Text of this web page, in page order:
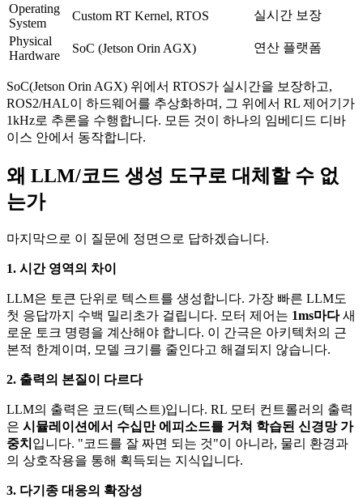
Operating
System
Custom RT Kernel, RTOS
실시간 보장
Physical
Hardware
SoC (Jetson Orin AGX) 연산 플랫폼
SoC(Jetson Orin AGX) 위에서 RTOS가 실시간을 보장하고,
ROS2/HAL이 하드웨어를 추상화하며, 그 위에서 RL 제어기가
1kHz로 추론을 수행합니다. 모든 것이 하나의 임베디드 디바
이스 안에서 동작합니다.
왜 LLM/코드 생성 도구로 대체할 수 없
는가
마지막으로 이 질문에 정면으로 답하겠습니다.
1. 시간 영역의 차이
LLM은 토큰 단위로 텍스트를 생성합니다. 가장 빠른 LLM도
첫 응답까지 수백 밀리초가 걸립니다. 모터 제어는 1ms마다새
로운 토크 명령을 계산해야 합니다. 이 간극은 아키텍처의 근
본적 한계이며, 모델 크기를 줄인다고 해결되지 않습니다.
2. 출력의 본질이 다르다
LLM의 출력은 코드(텍스트)입니다. RL 모터 컨트롤러의 출력
은 시뮬레이션에서 수십만 에피소드를 거쳐 학습된 신경망 가
중치 입니다. "코드를 잘 짜면 되는 것"이 아니라, 물리 환경과
의 상호작용을 통해 획득되는 지식입니다.
3. 다기종 대응의 확장성